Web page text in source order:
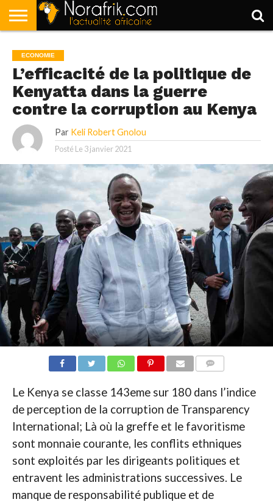
POLITIQUE
SOCIÉTÉ
ECONOMIE
SPORT
LIFESTYLE
ECONOMIE
L’efficacité de la politique de
Kenyatta dans la guerre
contre la corruption au Kenya
Par Keli Robert Gnolou
Posté Le 3 janvier 2021
Le Kenya se classe 143eme sur 180 dans l’indice
de perception de la corruption de Transparency
International; Là où la greffe et le favoritisme
sont monnaie courante, les conflits ethniques
sont exploités par les dirigeants politiques et
entravent les administrations successives. Le
manque de responsabilité publique et de